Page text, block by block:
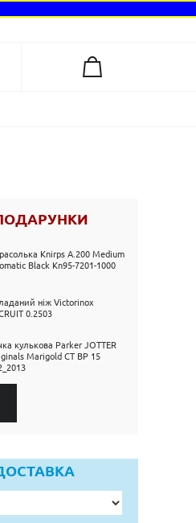
Knirps A.200 Medium
Black Kn95-7201-1000
ніж Victorinox
0.2503
кулькова Parker JOTTER
Marigold CT BP 15